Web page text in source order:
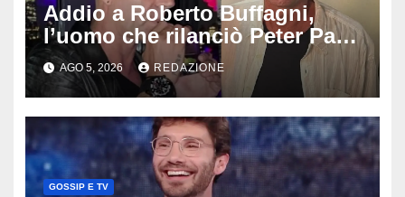
Addio a Roberto Buffagni,
l’uomo che rilanciò Peter Pan
e Villa delle Rose: aveva 59
anni
AGO 5, 2026 REDAZIONE
GOSSIP E TV